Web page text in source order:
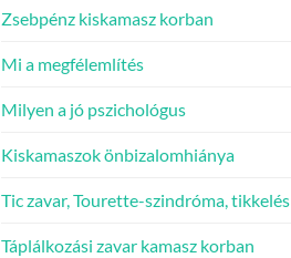
Zsebpénz kiskamasz korban
Mi a megfélemlítés
Milyen a jó pszichológus
Kiskamaszok önbizalomhiánya
Tic zavar, Tourette-szindróma, tikkelés
Táplálkozási zavar kamasz korban